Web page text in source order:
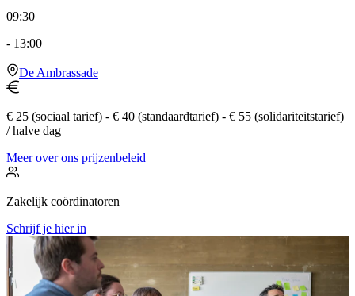
09:30
- 13:00
De Ambrassade
€ 25 (sociaal tarief) - € 40 (standaardtarief) - € 55 (solidariteitstarief)
/ halve dag
Meer over ons prijzenbeleid
Zakelijk coördinatoren
Schrijf je hier in